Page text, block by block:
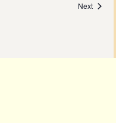
Next